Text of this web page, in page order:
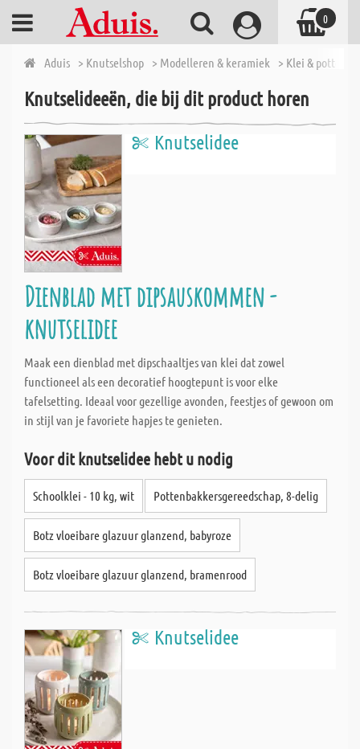
Aduis > Knutselshop > Modelleren & keramiek > Klei &
Knutselideeën, die bij dit product horen
Knutselidee
Dienblad met dipsauskommen -
knutselidee
Maak een dienblad met dipschaaltjes van klei dat zowel
functioneel als een decoratief hoogtepunt is voor elke
tafelsetting. Ideaal voor gezellige avonden, feestjes of gewoon om
in stijl van je favoriete hapjes te genieten.
Voor dit knutselidee hebt u nodig
Schoolklei - 10 kg, wit Pottenbakkersgereedschap, 8-delig
Botz vloeibare glazuur glanzend, babyroze
Botz vloeibare glazuur glanzend, bramenrood
Knutselidee
0